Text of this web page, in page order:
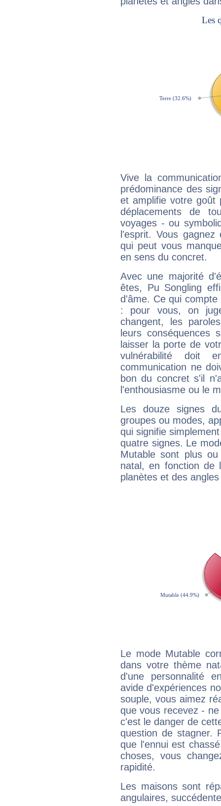
Vive la
prédominance des
et amplifie votre goût
déplacements de
voyages - ou
l'esprit. Vous
qui peut vous
en sens du concret.
Avec une majorité
êtes, Pu Songling
d'âme. Ce qui
: pour vous, on
changent, les
leurs conséquences
laisser la porte de
vulnérabilité doit
communication ne
bon du concret s'il
l'enthousiasme ou le
Les douze signes
groupes ou modes,
qui signifie
quatre signes. Le
Mutable sont plus
natal, en fonction de
planètes et des
Le mode Mutable
dans votre thème
d'une personnalité
avide d'expériences
souple, vous aimez
que vous recevez -
c'est le danger de
question de stagner.
que l'ennui est
choses, vous
rapidité.
Les maisons sont
angulaires,